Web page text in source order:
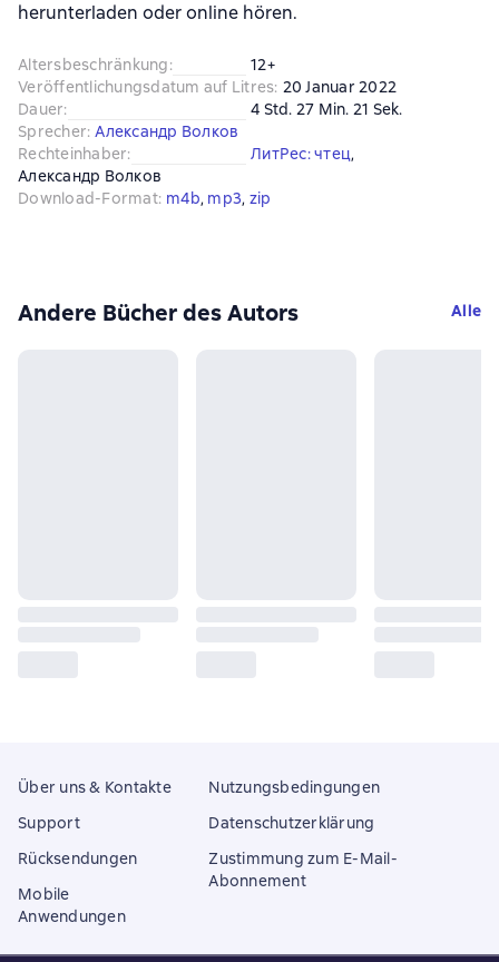
herunterladen oder online hören.
Altersbeschränkung:
12+
Veröffentlichungsdatum auf Litres: 20 Januar 2022
Dauer:
4 Std. 27 Min. 21 Sek.
Sprecher: Александр Волков
Rechteinhaber: ЛитРес: чтец,
Александр Волков
Download-Format: m4b, mp3, zip
Andere Bücher des Autors Alle
Über uns & Kontakte
Support
Rücksendungen
Mobile
Anwendungen
Nutzungsbedingungen
Datenschutzerklärung
Zustimmung zum E-Mail-
Abonnement